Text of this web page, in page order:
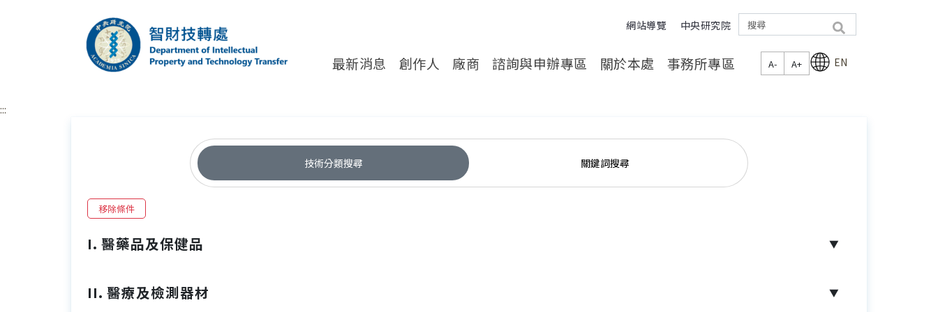
中央研究院智財技轉處對外服務網
網站導覽 中央研究院 search
最新消息 創作人 廠商 諮詢與申辦專區 關於本處 事務所專區 A- A+ EN
:::
技術分類搜尋 關鍵詞搜尋
移除條件
I. 醫藥品及保健品 ▼
II. 醫療及檢測器材 ▼